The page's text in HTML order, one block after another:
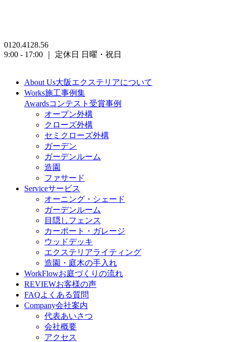
0120.4128.56
9:00 - 17:00 ｜ 定休日 日曜・祝日
About Us大阪エクステリアについて
Works施工事例集
Awardsコンテスト受賞事例
オープン外構
クローズ外構
セミクローズ外構
ガーデン
ガーデンルーム
造園
ファサード
Serviceサービス
オーニング・シェード
ガーデンルーム
目隠しフェンス
カーポート・ガレージ
ウッドデッキ
エクステリアライティング
造園・庭木の手入れ
WorkFlowお庭づくりの流れ
REVIEWお客様の声
FAQよくある質問
Company会社案内
代表あいさつ
会社概要
アクセス